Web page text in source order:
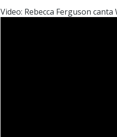
Video: Rebecca Ferguson